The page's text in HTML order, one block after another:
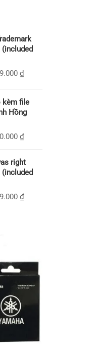
₫
kèm file
Hồng
₫
right
₫